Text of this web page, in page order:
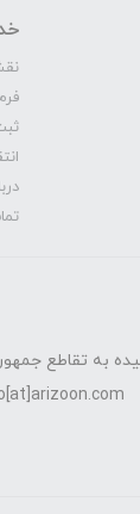
به تقاطع جمهوری،